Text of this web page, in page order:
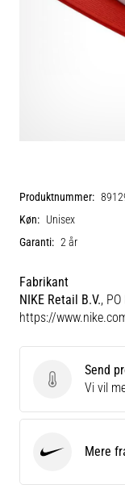
Produktnummer:
Køn: Unisex
Garanti: 2 år
Fabrikant
NIKE Retail B.V.,
https://
Send
Send
Vi vil
Mere